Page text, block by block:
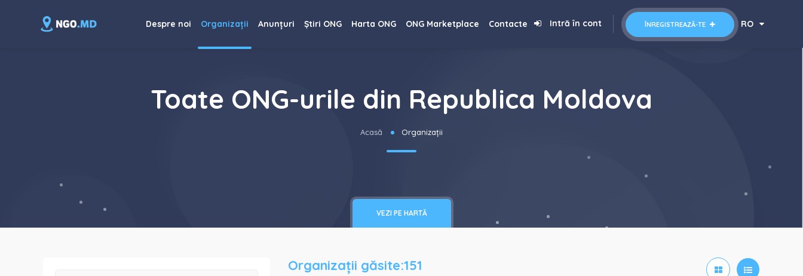
RO
ÎNREGISTREAZĂ-TE
Intră în cont
Despre noi Organizații Anunțuri Știri ONG Harta ONG ONG Marketplace Contacte
Toate ONG-urile din Republica Moldova
Acasă Organizații
VEZI PE HARTĂ
Organizații găsite:151